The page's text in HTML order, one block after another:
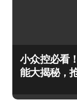
小众控必看
能大揭秘，